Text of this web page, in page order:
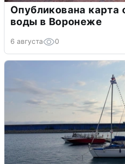
Опубликована карта
воды в Воронеже
6 августа 0